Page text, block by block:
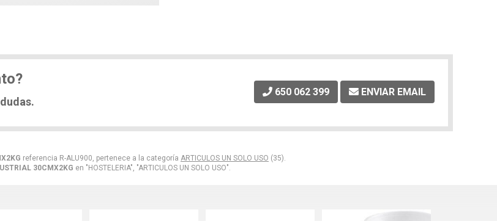
referencia R-ALU900, pertenece a la categoría ARTICULOS UN SOLO USO (35).
30CMX2KG en "HOSTELERIA", "ARTICULOS UN SOLO USO".
650 062 399 ENVIAR EMAIL